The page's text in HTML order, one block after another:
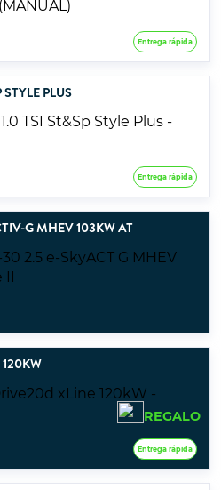
Entrega rápida
PLUS
Entrega rápida
G MHEV 103KW AT
REGALO
Entrega rápida